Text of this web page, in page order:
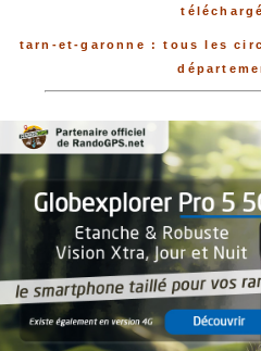
tarn-et-garonne : tous les